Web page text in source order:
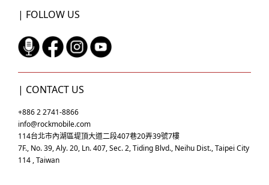
| FOLLOW US
| CONTACT US
+886 2 2741-8866
info@rockmobile.com
114台北市內湖區堤頂大道二段407巷20弄39號7樓
7F., No. 39, Aly. 20, Ln. 407, Sec. 2, Tiding Blvd., Neihu Dist., Taipei City
114 , Taiwan